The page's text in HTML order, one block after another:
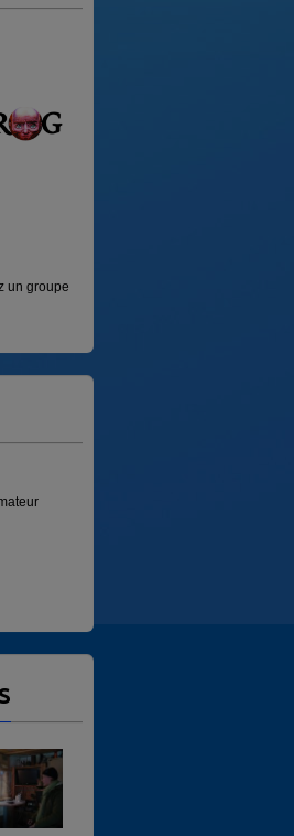
groupe
Émission sur la musique des 4 coins